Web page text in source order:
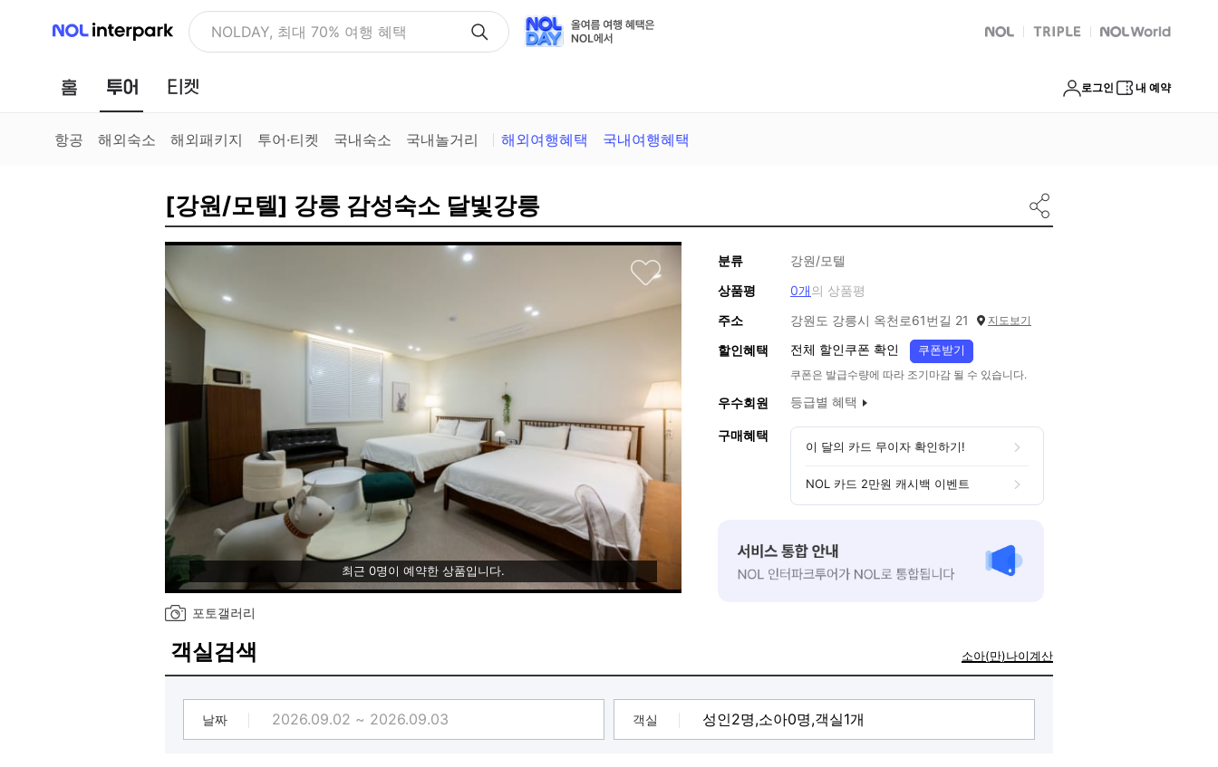
NOL 인터파크 NOLDAY, 최대 70% 여행 혜택 NOL 트리플 Global Interpark
홈 투어 로그인 내 예약
항공 해외숙소 해외패키지 투어·티켓 국내숙소 국내놀거리 해외여행혜택 국내여행혜택
[강원/모텔] 강릉 감성숙소 달빛강릉
최근 0명이 예약한 상품입니다.
포토갤러리
분류
강원/모텔
상품평
0개의 상품평
주소
강원도 강릉시 옥천로61번길 21 지도보기
할인혜택 전체 할인쿠폰 확인 쿠폰받기
쿠폰은 발급수량에 따라 조기마감 될 수 있습니다.
우수회원 등급별 혜택
구매혜택
이 달의 카드 무이자 확인하기!
NOL 카드 2만원 캐시백 이벤트
객실검색 소아(만)나이계산
날짜 객실